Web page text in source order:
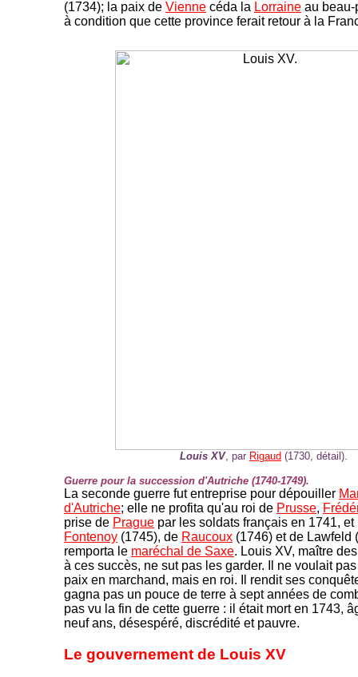
(1734); la paix de Vienne céda la Lorraine au beau-
à condition que cette province ferait retour à la
-
Louis XV, par Rigaud (1730, détail).
Guerre pour la succession d'Autriche (1740-1749).
La seconde guerre fut entreprise pour dépouiller
d'Autriche; elle ne profita qu'au roi de Prusse,
prise de Prague par les soldats français en 1741,
Fontenoy (1745), de Raucoux (1746) et de Lawfeld
remporta le maréchal de Saxe. Louis XV, maître
à ces succès, ne sut pas les garder. Il ne voulait
paix en marchand, mais en roi. Il rendit ses
gagna pas un pouce de terre à sept années de
pas vu la fin de cette guerre : il était mort en 1743,
neuf ans, désespéré, discrédité et pauvre.
Le gouvernement de Louis XV